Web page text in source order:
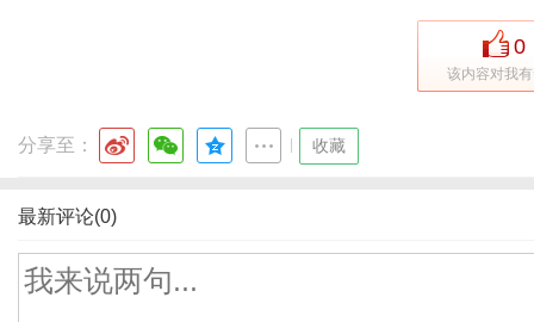
0
该内容对我
分享至： 收藏
最新评论(0)